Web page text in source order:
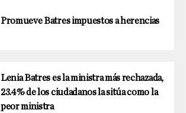
Promueve Batres impuestos a herencias
Lenia Batres es la ministra más rechazada,
23.4% de los ciudadanos la sitúa como la
peor ministra